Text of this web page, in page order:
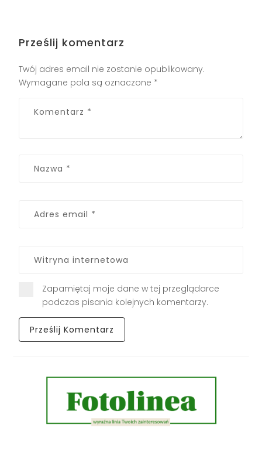
Prześlij komentarz
Twój adres email nie zostanie opublikowany.
Wymagane pola są oznaczone *
Zapamiętaj moje dane w tej przeglądarce
podczas pisania kolejnych komentarzy.